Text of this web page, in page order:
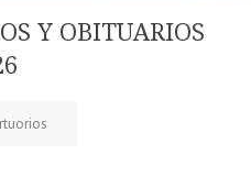
Y OBITUARIOS